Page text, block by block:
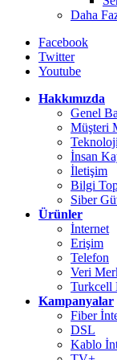
Daha
Facebook
Twitter
Youtube
Hakkımızda
Genel
Müşteri
Teknoloji
İnsan
İletişim
Bilgi
Siber
Ürünler
İnternet
Erişim
Telefon
Veri
Turkcell
Kampanyalar
Fiber
DSL
Kablo